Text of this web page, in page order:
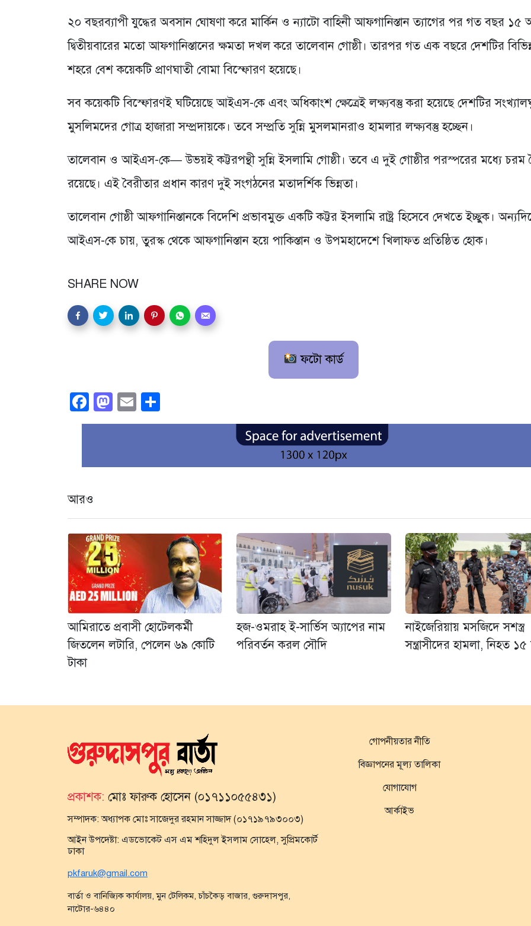
২০ বছরব্যাপী যুদ্ধের অবসান ঘোষণা করে মার্কিন ও ন্যাটো বাহিনী আফগানিস্তান ত্যাগের পর গত বছর ১৫
দ্বিতীয়বারের মতো আফগানিস্তানের ক্ষমতা দখল করে তালেবান গোষ্ঠী। তারপর গত এক বছরে দেশটির
শহরে বেশ কয়েকটি প্রাণঘাতী বোমা বিস্ফোরণ হয়েছে।
সব কয়েকটি বিস্ফোরণই ঘটিয়েছে আইএস-কে এবং অধিকাংশ ক্ষেত্রেই লক্ষ্যবস্তু করা হয়েছে দেশটির
মুসলিমদের গোত্র হাজারা সম্প্রদায়কে। তবে সম্প্রতি সুন্নি মুসলমানরাও হামলার লক্ষ্যবস্তু হচ্ছেন।
তালেবান ও আইএস-কে— উভয়ই কট্টরপন্থী সুন্নি ইসলামি গোষ্ঠী। তবে এ দুই গোষ্ঠীর পরস্পরের মধ্যে চরম
রয়েছে। এই বৈরীতার প্রধান কারণ দুই সংগঠনের মতাদর্শিক ভিন্নতা।
তালেবান গোষ্ঠী আফগানিস্তানকে বিদেশি প্রভাবমুক্ত একটি কট্টর ইসলামি রাষ্ট্র হিসেবে দেখতে ইচ্ছুক।
আইএস-কে চায়, তুরস্ক থেকে আফগানিস্তান হয়ে পাকিস্তান ও উপমহাদেশে খিলাফত প্রতিষ্ঠিত হোক।
SHARE NOW
ফটো কার্ড
Facebook
Mastodon
Email
আরও
আমিরাতে প্রবাসী হোটেলকর্মী
জিতলেন লটারি, পেলেন ৬৯ কোটি
টাকা
হজ-ওমরাহ ই-সার্ভিস অ্যাপের নাম
পরিবর্তন করল সৌদি
নাইজেরিয়ায় মসজিদে সশস্ত্র
সন্ত্রাসীদের হামলা, নিহত ১৫
প্রকাশক: মোঃ ফারুক হোসেন (০১৭১১০৫৫৪৩১)
সম্পাদক:অধ্যাপক মোঃ সাজেদুর রহমান সাজ্জাদ (০১৭১৯৭৯৩০০৩)
আইন উপদেষ্টা: এডভোকেট এস এম শহিদুল ইসলাম সোহেল, সুপ্রিমকোর্ট
ঢাকা
pkfaruk@gmail.com
বার্তা ও বানিজ্যিক কার্যালয়, মুন টেলিকম, চাঁচকৈড় বাজার, গুরুদাসপুর,
নাটোর-৬৪৪০
গোপনীয়তার নীতি
বিজ্ঞাপনের মূল্য তালিকা
যোগাযোগ
আর্কাইভ